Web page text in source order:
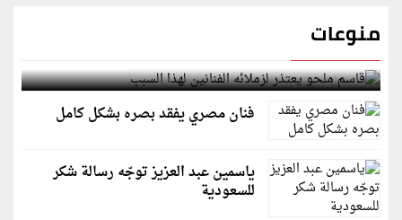
منوعات
قاسم ملحو يعتذر لزملائه الفنانين لهذا السبب
فنان مصري يفقد بصره بشكل كامل
ياسمين عبد العزيز توجّه رسالة شكر
للسعودية